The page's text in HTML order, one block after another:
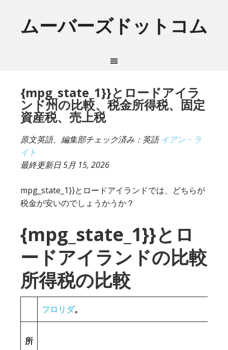
ムーバーズドットコム
{mpg_state_1}}とロードアイラ
ンド州の比較、税金所得税、固定
資産税、売上税
原文英語、編集部チェック済み：英語イアン・ラ
イト
最終更新日5月 15, 2026
mpg_state_1}}とロードアイランドでは、どちらが
税金が安いのでしょうかうか？
{mpg_state_1}}とロ
ードアイランドの比較
所得税の比較
フロリダ。
所